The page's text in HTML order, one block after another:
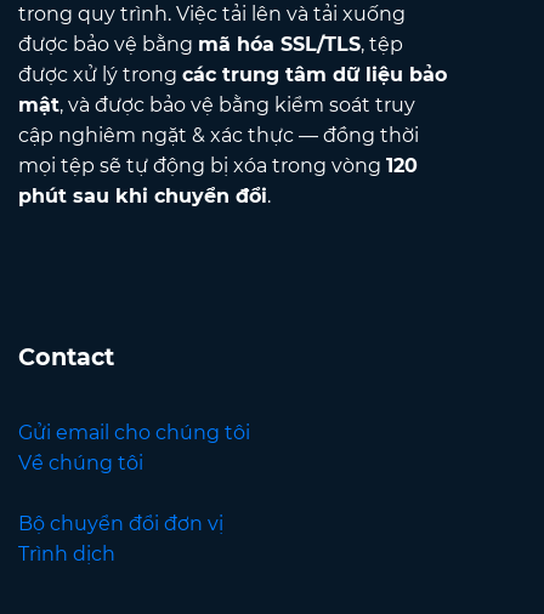
trong quy trình. Việc tải lên và tải xuống
được bảo vệ bằng mã hóa SSL/TLS, tệp
được xử lý trong các trung tâm dữ liệu bảo
mật, và được bảo vệ bằng kiểm soát truy
cập nghiêm ngặt & xác thực — đồng thời
mọi tệp sẽ tự động bị xóa trong vòng 120
phút sau khi chuyển đổi.
Contact
Gửi email cho chúng tôi
Về chúng tôi
Bộ chuyển đổi đơn vị
Trình dịch